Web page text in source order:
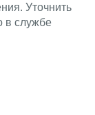
Уточнить
в службе